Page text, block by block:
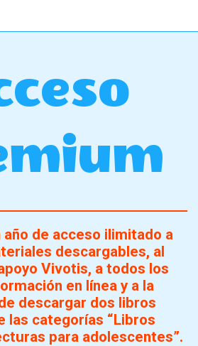
de acceso ilimitado a
descargables, al
Vivotis, a todos los
en línea y a la
descargar dos libros
las categorías “Libros
para adolescentes”.